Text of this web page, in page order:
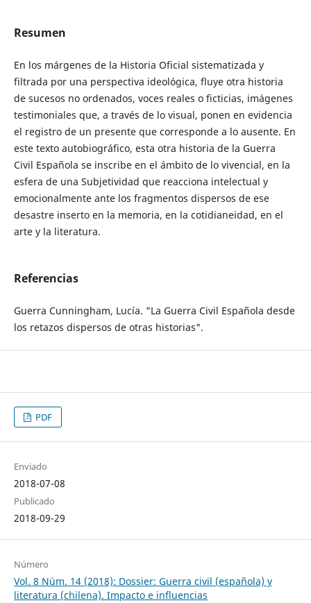
Resumen
En los márgenes de la Historia Oficial sistematizada y
filtrada por una perspectiva ideológica, fluye otra historia
de sucesos no ordenados, voces reales o ficticias, imágenes
testimoniales que, a través de lo visual, ponen en evidencia
el registro de un presente que corresponde a lo ausente. En
este texto autobiográfico, esta otra historia de la Guerra
Civil Española se inscribe en el ámbito de lo vivencial, en la
esfera de una Subjetividad que reacciona intelectual y
emocionalmente ante los fragmentos dispersos de ese
desastre inserto en la memoria, en la cotidianeidad, en el
arte y la literatura.
Referencias
Guerra Cunningham, Lucía. "La Guerra Civil Española desde
los retazos dispersos de otras historias".
PDF
Enviado
2018-07-08
Publicado
2018-09-29
Número
Vol. 8 Núm. 14 (2018): Dossier: Guerra civil (española) y
literatura (chilena). Impacto e influencias